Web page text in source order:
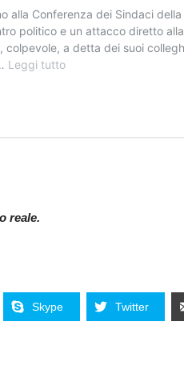
reale.
Skype Twitter